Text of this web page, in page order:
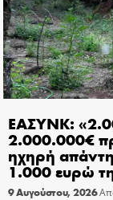
ΕΑΣΥΝΚ:
2.000.000€
ηχηρή
1.000 ευρώ
9 Αυγούστου, 2026